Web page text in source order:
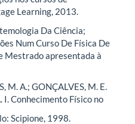
Learning, 2013.
Da Ciência;
Num Curso De Física De
Mestrado apresentada à
M. A.; GONÇALVES, M. E.
I. Conhecimento Físico no
Scipione, 1998.